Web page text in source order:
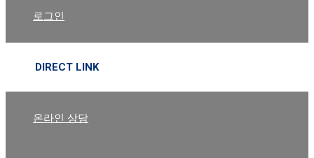
로그인
DIRECT LINK
온라인 상담